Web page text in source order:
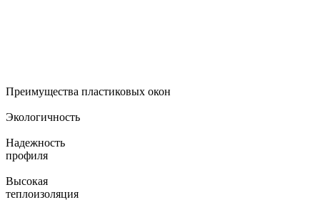
Преимущества пластиковых окон
Экологичность
Надежность
профиля
Высокая
теплоизоляция